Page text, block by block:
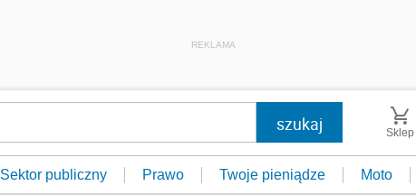
REKLAMA
Sklep
Sektor publiczny Prawo Twoje pieniądze Moto